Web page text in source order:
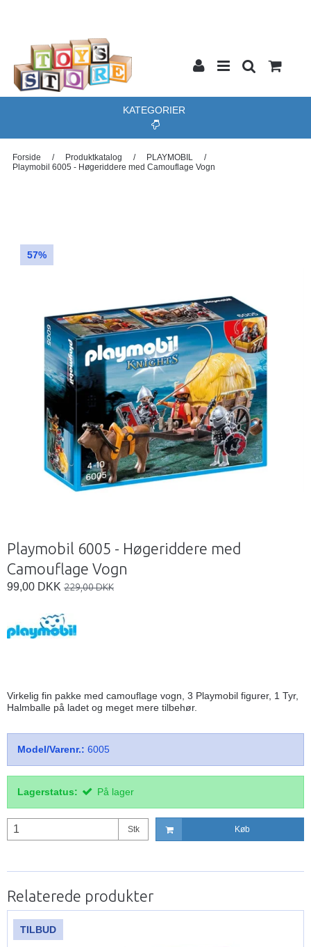
KATEGORIER
Forside / Produktkatalog / PLAYMOBIL
/
Playmobil 6005 - Høgeriddere med Camouflage Vogn
57%
Playmobil 6005 - Høgeriddere med
Camouflage Vogn
99,00 DKK 229,00 DKK
Virkelig fin pakke med camouflage vogn, 3 Playmobil figurer, 1 Tyr,
Halmballe på ladet og meget mere tilbehør.
Model/Varenr.: 6005
Lagerstatus: På lager
Stk Køb
Relaterede produkter
TILBUD